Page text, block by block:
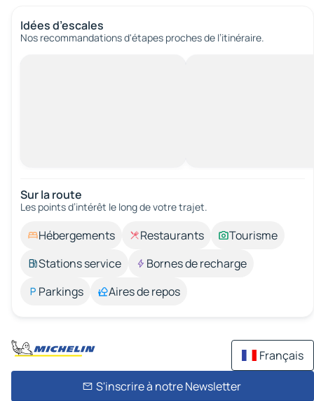
Idées d’escales
Nos recommandations d'étapes proches de l’itinéraire.
Sur la route
Les points d’intérêt le long de votre trajet.
Hébergements Restaurants
Tourisme
Stations service
Bornes de recharge
Parkings
Aires de repos
Français
S'inscrire à notre Newsletter